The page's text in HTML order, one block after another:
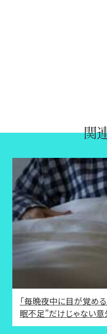
関
「毎晩夜中に目が覚め
眠不足”だけじゃない意